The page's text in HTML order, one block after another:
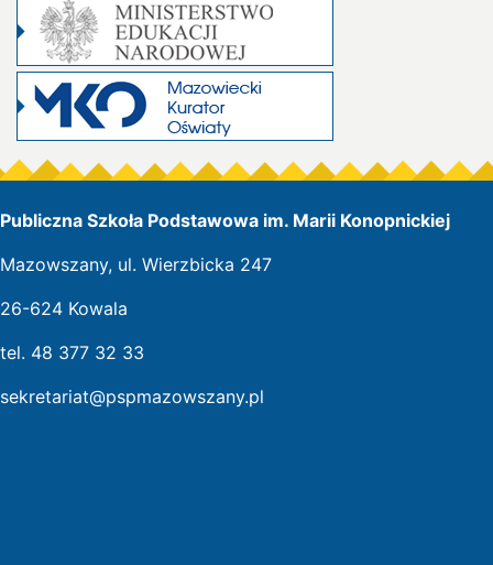
Publiczna Szkoła Podstawowa im. Marii Konopnickiej
Mazowszany, ul. Wierzbicka 247
26-624 Kowala
tel. 48 377 32 33
sekretariat@pspmazowszany.pl